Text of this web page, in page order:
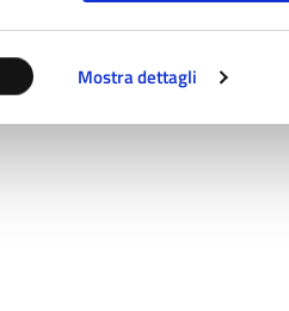
Mostra dettagli